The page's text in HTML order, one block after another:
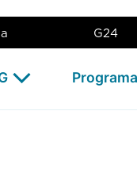
e o
G24